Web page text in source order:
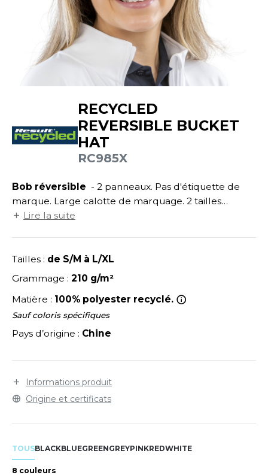
VISIBILITE
DE MAISON
IN EUROPE
LABEL / TEAR AWAY
SHOPPING
YOUR BRAND
BY PROMODORO
ROW
OF THE LOOM
OF THE LOOM VINTAGE
VERTS
DE LA MER
ECORESPONSABLE
FIN DE SÉRIE
RECYCLED
REVERSIBLE BUCKET
HAT
RC985X
Bob réversible
marque. Large calotte de marquage. 2 tailles
disponibles : S/M (56cm de diamètre) et L/XL (60cm
Lire la suite
Tailles : de S/M à L/XL
Grammage : 210 g/m²
Matière : 100% polyester recyclé.
Sauf coloris spécifiques
Pays d’origine : Chine
Informations produit
Origine et certificats
TOUSBLACKBLUEGREENGREYPINKREDWHITE
8 couleurs